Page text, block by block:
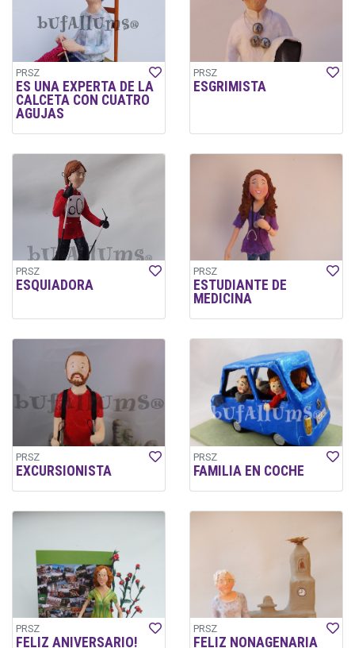
PRSZ
ES UNA EXPERTA DE LA
CALCETA CON CUATRO
AGUJAS
PRSZ
ESGRIMISTA
PRSZ
ESQUIADORA
PRSZ
ESTUDIANTE DE
MEDICINA
PRSZ
EXCURSIONISTA
PRSZ
FAMILIA EN COCHE
PRSZ
FELIZ ANIVERSARIO!
PRSZ
FELIZ NONAGENARIA